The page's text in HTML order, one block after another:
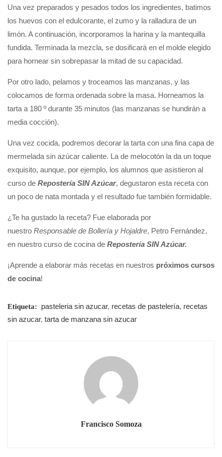
Una vez preparados y pesados todos los ingredientes, batimos
los huevos con el edulcorante, el zumo y la ralladura de un
limón. A continuación, incorporamos la harina y la mantequilla
fundida. Terminada la mezcla, se dosificará en el molde elegido
para hornear sin sobrepasar la mitad de su capacidad.
Por otro lado, pelamos y troceamos las manzanas, y las
colocamos de forma ordenada sobre la masa. Horneamos la
tarta a 180 º durante 35 minutos (las manzanas se hundirán a
media cocción).
Una vez cocida, podremos decorar la tarta con una fina capa de
mermelada sin azúcar caliente. La de melocotón la da un toque
exquisito, aunque, por ejemplo, los alumnos que asistieron al
curso de Repostería SIN Azúcar, degustaron esta receta con
un poco de nata montada y el resultado fue también formidable.
¿Te ha gustado la receta? Fue elaborada por
nuestro Responsable de Bollería y Hojaldre, Petro Fernández,
en nuestro curso de cocina de Repostería SIN Azúcar.
¡Aprende a elaborar más recetas en nuestros próximos cursos
de cocina!
Etiqueta: pasteleria sin azucar, recetas de pastelería, recetas
sin azucar, tarta de manzana sin azucar
Francisco Somoza